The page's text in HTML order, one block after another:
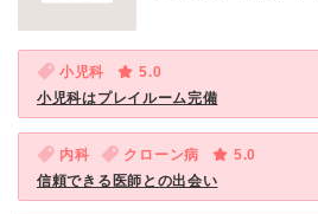
小児科
5.0
小児科はプレイルーム完備
内科 クローン病
5.0
信頼できる医師との出会い